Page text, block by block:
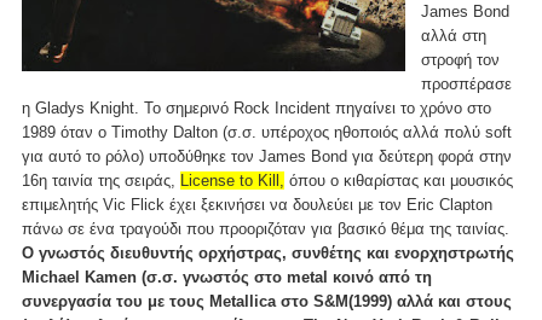
James Bond
αλλά στη
στροφή τον
προσπέρασε
η Gladys Knight. Το σημερινό Rock Incident πηγαίνει το χρόνο στο
1989 όταν ο Timothy Dalton (σ.σ. υπέροχος ηθοποιός αλλά πολύ soft
για αυτό το ρόλο) υποδύθηκε τον James Bond για δεύτερη φορά στην
16η ταινία της σειράς, License to Kill, όπου ο κιθαρίστας και μουσικός
επιμελητής Vic Flick έχει ξεκινήσει να δουλεύει με τον Eric Clapton
πάνω σε ένα τραγούδι που προοριζόταν για βασικό θέμα της ταινίας.
Ο γνωστός διευθυντής ορχήστρας, συνθέτης και ενορχηστρωτής
Michael Kamen (σ.σ. γνωστός στο metal κοινό από τη
συνεργασία του με τους Metallica στο S&M(1999) αλλά και στους